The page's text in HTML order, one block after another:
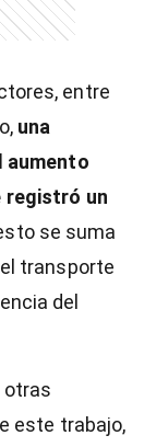
entre
una
aumento
registró un
se suma
transporte
del
otras
este trabajo,